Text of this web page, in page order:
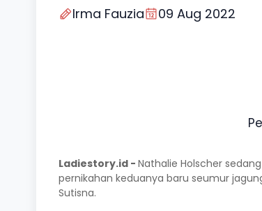
Irma Fauzia 09 Aug 2022
Ladiestory.id - Nathalie Holscher
pernikahan keduanya baru seumur
Sutisna.